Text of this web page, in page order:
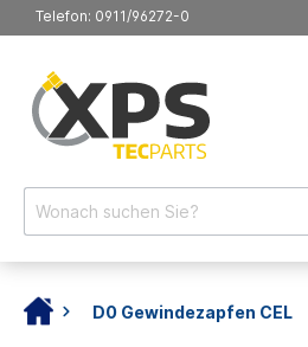
Telefon: 0911/96272-0
D0 Gewindezapfen CEL